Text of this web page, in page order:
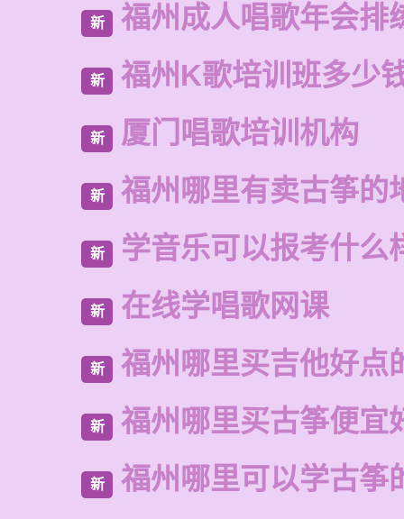
新 福州成人唱歌年会排
新 福州K歌培训班多少
新 厦门唱歌培训机构
新 福州哪里有卖古筝的
新 学音乐可以报考什么
新 在线学唱歌网课
新 福州哪里买吉他好点
新 福州哪里买古筝便宜
新 福州哪里可以学古筝